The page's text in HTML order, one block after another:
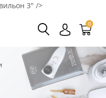
3" />
0